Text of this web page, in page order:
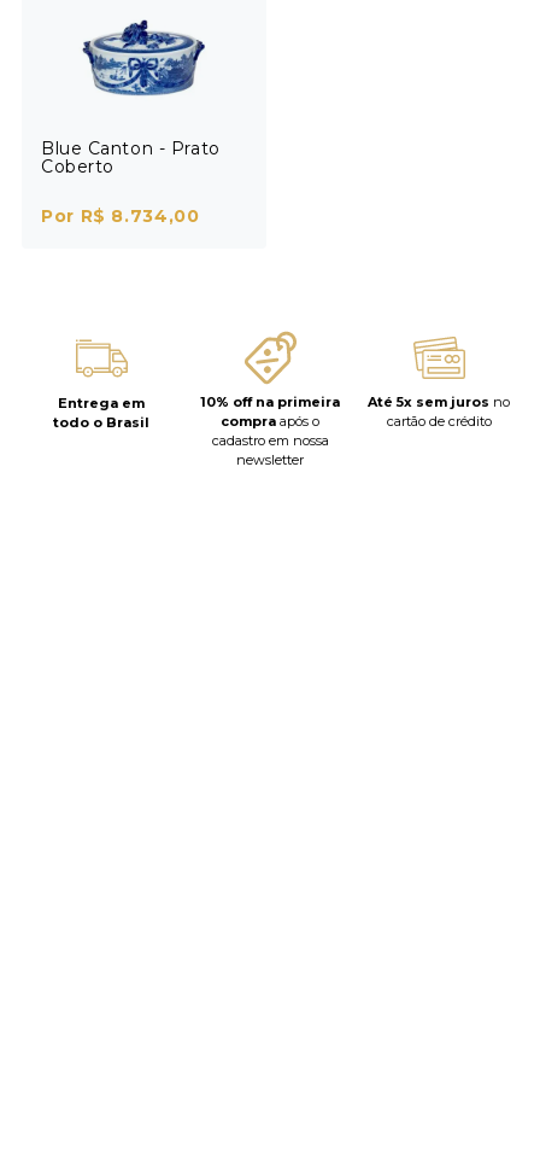
Blue Canton - Prato
Coberto
Por R$ 8.734,00
Entrega em
todo o Brasil
10% off na primeira
compra após o
cadastro em nossa
newsletter
Até 5x sem juros no
cartão de crédito